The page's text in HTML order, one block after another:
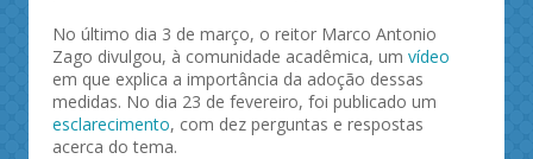
No último dia 3 de março, o reitor Marco Antonio
Zago divulgou, à comunidade acadêmica, um vídeo
em que explica a importância da adoção dessas
medidas. No dia 23 de fevereiro, foi publicado um
esclarecimento, com dez perguntas e respostas
acerca do tema.